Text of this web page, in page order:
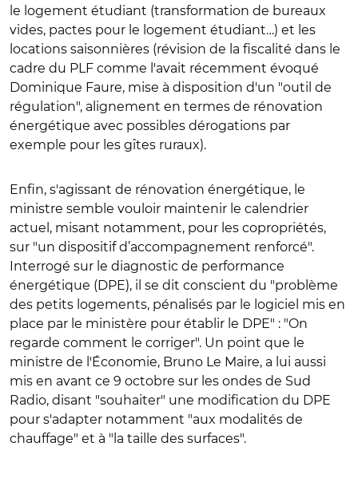
le logement étudiant (transformation de bureaux
vides, pactes pour le logement étudiant…) et les
locations saisonnières (révision de la fiscalité dans le
cadre du PLF comme l'avait récemment évoqué
Dominique Faure, mise à disposition d'un "outil de
régulation", alignement en termes de rénovation
énergétique avec possibles dérogations par
exemple pour les gîtes ruraux).
Enfin, s'agissant de rénovation énergétique, le
ministre semble vouloir maintenir le calendrier
actuel, misant notamment, pour les copropriétés,
sur "un dispositif d’accompagnement renforcé".
Interrogé sur le diagnostic de performance
énergétique (DPE), il se dit conscient du "problème
des petits logements, pénalisés par le logiciel mis en
place par le ministère pour établir le DPE" : "On
regarde comment le corriger". Un point que le
ministre de l'Économie, Bruno Le Maire, a lui aussi
mis en avant ce 9 octobre sur les ondes de Sud
Radio, disant "souhaiter" une modification du DPE
pour s'adapter notamment "aux modalités de
chauffage" et à "la taille des surfaces".